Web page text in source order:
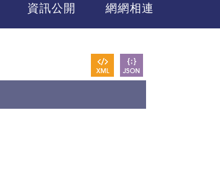
資訊公開 網網相連